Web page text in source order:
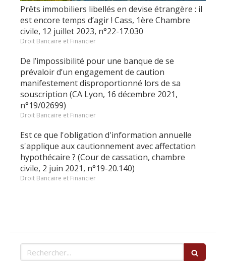
Prêts immobiliers libellés en devise étrangère : il
est encore temps d’agir ! Cass, 1ère Chambre
civile, 12 juillet 2023, n°22-17.030
Droit Bancaire et Financier
De l’impossibilité pour une banque de se
prévaloir d’un engagement de caution
manifestement disproportionné lors de sa
souscription (CA Lyon, 16 décembre 2021,
n°19/02699)
Droit Bancaire et Financier
Est ce que l'obligation d'information annuelle
s'applique aux cautionnement avec affectation
hypothécaire ? (Cour de cassation, chambre
civile, 2 juin 2021, n°19-20.140)
Droit Bancaire et Financier
Rechercher